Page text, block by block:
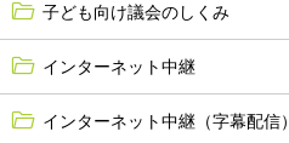
子ども向け議会のしくみ
インターネット中継
インターネット中継（字幕配信）